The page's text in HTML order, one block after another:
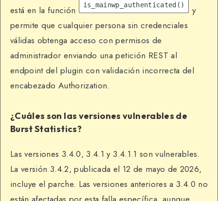
está en la función
is_mainwp_authenticated()
y
permite que cualquier persona sin credenciales
válidas obtenga acceso con permisos de
administrador enviando una petición REST al
endpoint del plugin con validación incorrecta del
encabezado Authorization.
¿Cuáles son las versiones vulnerables de
Burst Statistics?
Las versiones 3.4.0, 3.4.1 y 3.4.1.1 son vulnerables.
La versión 3.4.2, publicada el 12 de mayo de 2026,
incluye el parche. Las versiones anteriores a 3.4.0 no